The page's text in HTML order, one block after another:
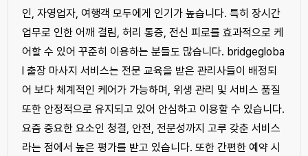
인, 자영업자, 여행객 모두에게 인기가 높습니다. 특히 장시간
업무로 인한 어깨 결림, 허리 통증, 전신 피로를 효과적으로 케
어할 수 있어 꾸준히 이용하는 분들도 많습니다. bridgegloba
l 출장 마사지 서비스는 전문 교육을 받은 관리사들이 배정되
어 보다 체계적인 케어가 가능하며, 위생 관리 및 서비스 품질
또한 안정적으로 유지되고 있어 안심하고 이용할 수 있습니다.
요즘 중요한 요소인 청결, 안전, 전문성까지 고루 갖춘 서비스
라는 점에서 높은 평가를 받고 있습니다. 또한 간편한 예약 시